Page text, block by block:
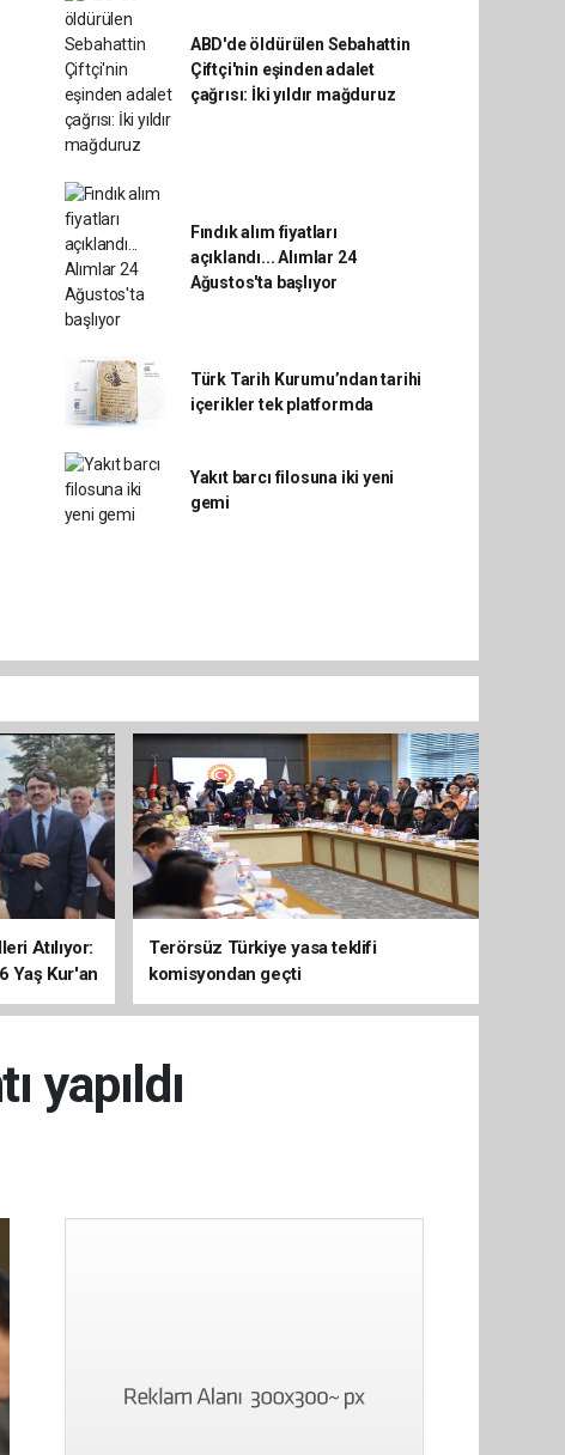
ABD'de öldürülen Sebahattin
Çiftçi'nin eşinden adalet
çağrısı: İki yıldır mağduruz
Fındık alım fiyatları
açıklandı... Alımlar 24
Ağustos'ta başlıyor
Türk Tarih Kurumu’ndan tarihi
içerikler tek platformda
Yakıt barcı filosuna iki yeni
gemi
Atılıyor:
Yaş Kur'an
Terörsüz Türkiye yasa teklifi
komisyondan geçti
yapıldı